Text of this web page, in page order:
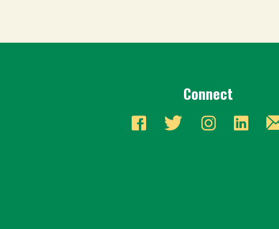
Connect